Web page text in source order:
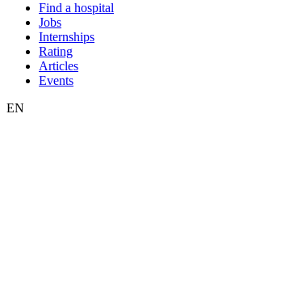
Find a hospital
Jobs
Internships
Rating
Articles
Events
EN